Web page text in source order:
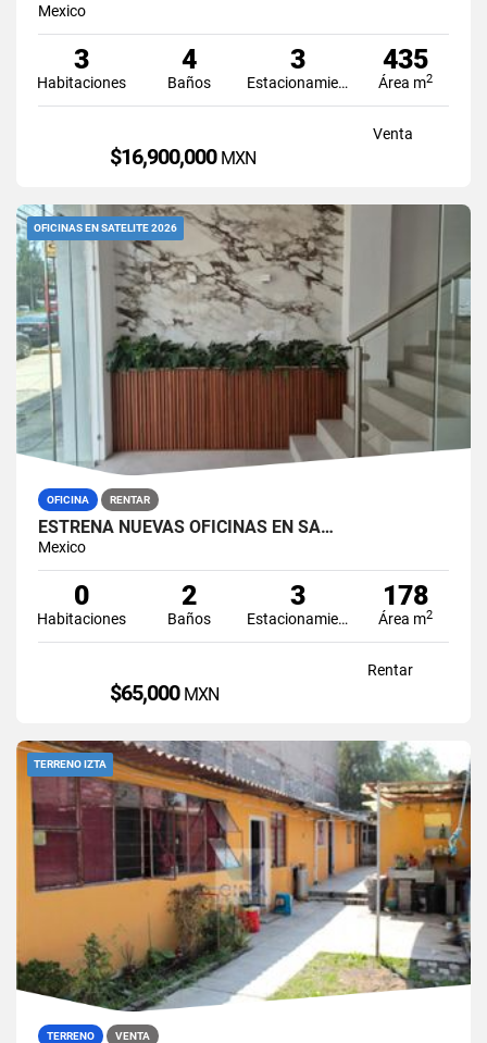
Mexico
3
Habitaciones
4
Baños
3
Estacionamiento
435
Área m2
Venta
$16,900,000 MXN
OFICINAS EN SATELITE 2026
OFICINA RENTAR
ESTRENA NUEVAS OFICINAS EN SA…
Mexico
0
Habitaciones
2
Baños
3
Estacionamiento
178
Área m2
Rentar
$65,000 MXN
TERRENO IZTA
TERRENO VENTA